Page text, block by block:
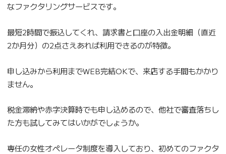
なファクタリングサービスです。
最短2時間で振込してくれ、請求書と口座の入出金明細（直近
2か月分）の2点さえあれば利用できるのが特徴。
申し込みから利用までWEB完結OKで、来店する手間もかかり
ません。
税金滞納や赤字決算時でも申し込めるので、他社で審査落ちし
た方も試してみてはいかがでしょうか。
専任の女性オペレータ制度を導入しており、初めてのファクタ